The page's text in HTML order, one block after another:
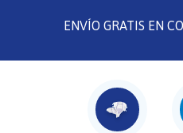
ENVÍO GRATIS EN